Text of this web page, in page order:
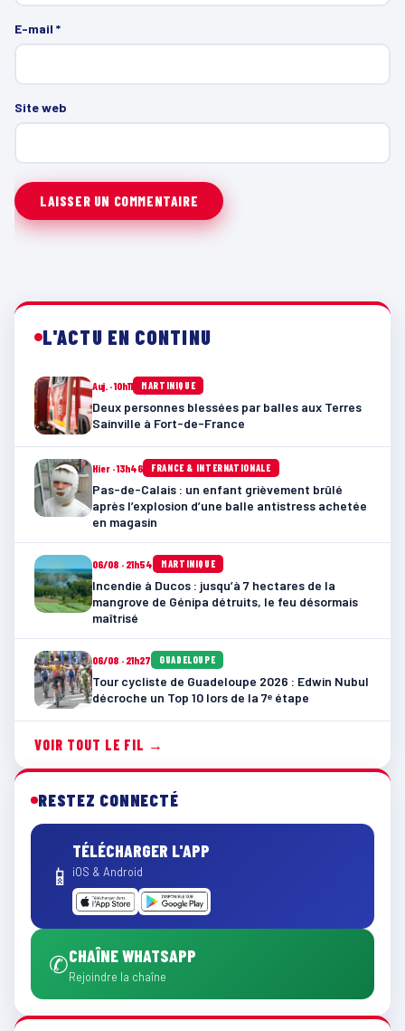
E-mail *
Site web
L'ACTU EN CONTINU
Auj. · 10h11 MARTINIQUE
Deux personnes blessées par balles aux Terres
Sainville à Fort-de-France
Hier · 13h46 FRANCE & INTERNATIONALE
Pas-de-Calais : un enfant grièvement brûlé
après l’explosion d’une balle antistress achetée
en magasin
06/08 · 21h54 MARTINIQUE
Incendie à Ducos : jusqu’à 7 hectares de la
mangrove de Génipa détruits, le feu désormais
maîtrisé
06/08 · 21h27 GUADELOUPE
Tour cycliste de Guadeloupe 2026 : Edwin Nubul
décroche un Top 10 lors de la 7ᵉ étape
VOIR TOUT LE FIL →
RESTEZ CONNECTÉ
📱
TÉLÉCHARGER L'APP
iOS & Android
✆CHAÎNE WHATSAPP
Rejoindre la chaîne